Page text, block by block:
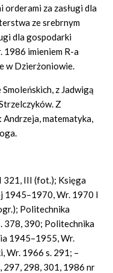
orderami za zasługi dla
ze srebrnym
dla gospodarki
1986 imieniem R-a
w Dzierżoniowie.
z Jadwigą
Z
Andrzeja, matematyka,
321, III (fot.); Księga
1945–1970, Wr. 1970 I
Politechnika
378, 390; Politechnika
1945–1955, Wr.
Wr. 1966 s. 291; –
297, 298, 301, 1986 nr